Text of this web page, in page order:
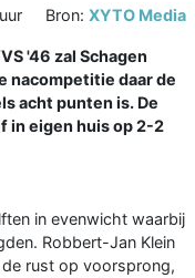
Bron: XYTO Media
'46 zal Schagen
nacompetitie daar de
acht punten is. De
in eigen huis op 2-2
in evenwicht waarbij
Robbert-Jan Klein
rust op voorsprong,